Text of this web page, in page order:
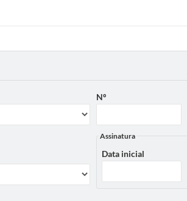
Nº
Assinatura
Data inicial